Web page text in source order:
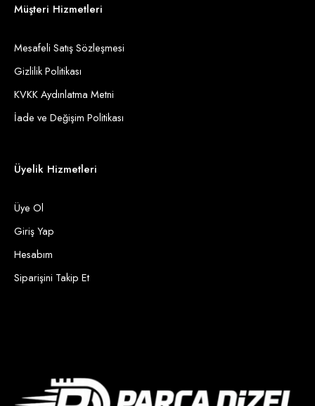
Müşteri Hizmetleri
Mesafeli Satış Sözleşmesi
Gizlilik Politikası
KVKK Aydınlatma Metni
İade ve Değişim Politikası
Üyelik Hizmetleri
Üye Ol
Giriş Yap
Hesabım
Siparişini Takip Et